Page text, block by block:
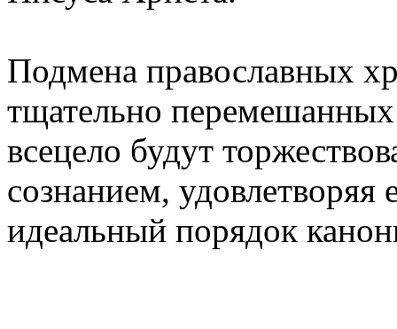
Подмена православных
тщательно перемешанных
всецело будут
сознанием,
идеальный порядок